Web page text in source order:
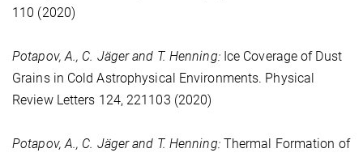
110 (2020)
Potapov, A., C. Jäger and T. Henning:Ice Coverage of Dust
Grains in Cold Astrophysical Environments. Physical
Review Letters 124, 221103 (2020)
Potapov, A., C. Jäger and T. Henning:Thermal Formation of